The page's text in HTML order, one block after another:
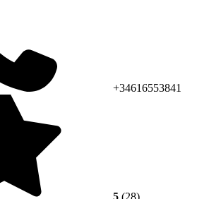
+34616553841
5 (28)